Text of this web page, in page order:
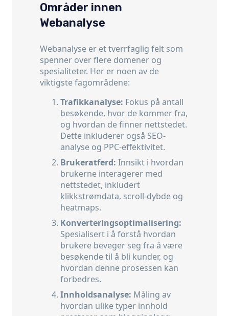
Områder innen
Webanalyse
Webanalyse er et tverrfaglig felt som
spenner over flere domener og
spesialiteter. Her er noen av de
viktigste fagområdene:
Trafikkanalyse: Fokus på antall
besøkende, hvor de kommer fra,
og hvordan de finner nettstedet.
Dette inkluderer også SEO-
analyse og PPC-effektivitet.
Brukeratferd: Innsikt i hvordan
brukerne interagerer med
nettstedet, inkludert
klikkstrømdata, scroll-dybde og
heatmaps.
Konverteringsoptimalisering:
Spesialisert i å forstå hvordan
brukere beveger seg fra å være
besøkende til å bli kunder, og
hvordan denne prosessen kan
forbedres.
Innholdsanalyse: Måling av
hvordan ulike typer innhold